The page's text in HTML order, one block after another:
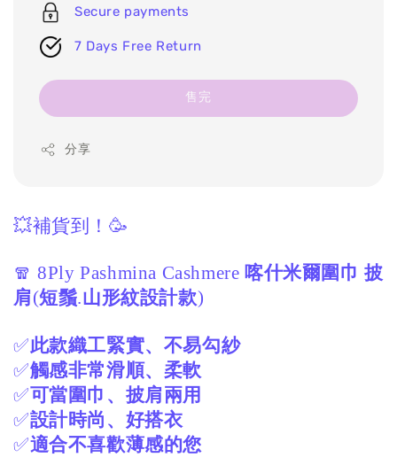
Secure payments
7 Days Free Return
售完
分享
💥補貨到！🥳
🧣 8Ply Pashmina Cashmere喀什米爾圍巾 披
肩(短鬚.山形紋設計款)
✅此款織工緊實、不易勾紗
✅觸感非常滑順、柔軟
✅可當圍巾、披肩兩用
✅設計時尚、好搭衣
✅適合不喜歡薄感的您